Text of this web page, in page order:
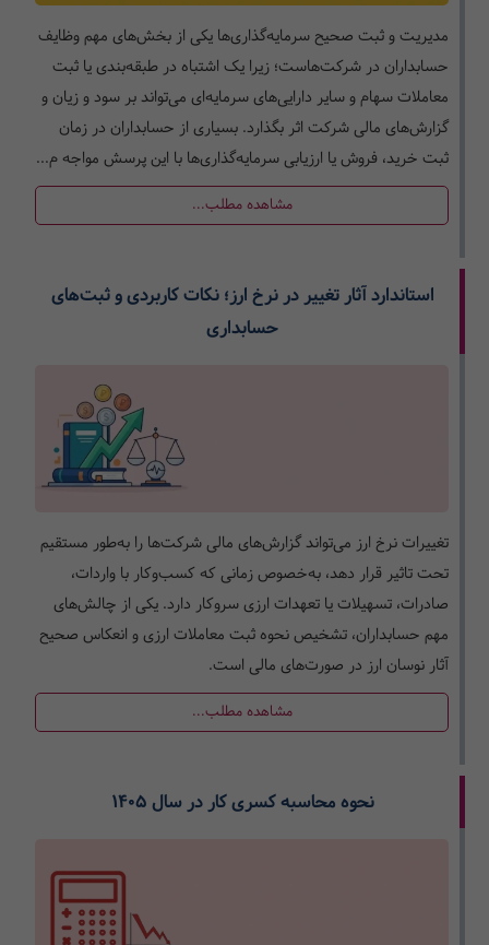
مدیریت و ثبت صحیح سرمایه‌گذاری‌ها یکی از بخش‌های مهم وظایف
حسابداران در شرکت‌هاست؛ زیرا یک اشتباه در طبقه‌بندی یا ثبت
معاملات سهام و سایر دارایی‌های سرمایه‌ای می‌تواند بر سود و زیان و
گزارش‌های مالی شرکت اثر بگذارد. بسیاری از حسابداران در زمان
ثبت خرید، فروش یا ارزیابی سرمایه‌گذاری‌ها با این پرسش مواجه م...
مشاهده مطلب...
استاندارد آثار تغییر در نرخ ارز؛ نکات کاربردی و ثبت‌های
حسابداری
تغییرات نرخ ارز می‌تواند گزارش‌های مالی شرکت‌ها را به‌طور مستقیم
تحت تاثیر قرار دهد، به‌خصوص زمانی که کسب‌وکار با واردات،
صادرات، تسهیلات یا تعهدات ارزی سروکار دارد. یکی از چالش‌های
مهم حسابداران، تشخیص نحوه ثبت معاملات ارزی و انعکاس صحیح
آثار نوسان ارز در صورت‌های مالی است.
مشاهده مطلب...
نحوه محاسبه کسری کار در سال ۱۴۰۵